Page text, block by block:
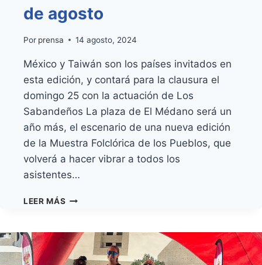
de agosto
Por prensa 14 agosto, 2024
México y Taiwán son los países invitados en
esta edición, y contará para la clausura el
domingo 25 con la actuación de Los
Sabandeños La plaza de El Médano será un
año más, el escenario de una nueva edición
de la Muestra Folclórica de los Pueblos, que
volverá a hacer vibrar a todos los
asistentes…
LEER MÁS LA
EL
MÉDANO
ACOGE